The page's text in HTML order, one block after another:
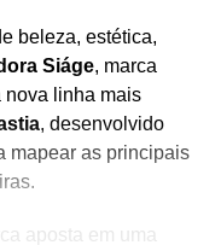
beleza, estética,
Siáge, marca
nova linha mais
, desenvolvido
mapear as principais
aposta em uma